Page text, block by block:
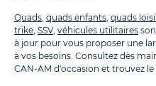
Quads, quads enfants, quads
trike, SSV, véhicules utilitaires
à jour pour vous proposer une
à vos besoins. Consultez dès
CAN-AM d'occasion et trouvez